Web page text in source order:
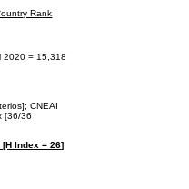
2020 = 15,318
CNEAI
[36/36
Index = 26]